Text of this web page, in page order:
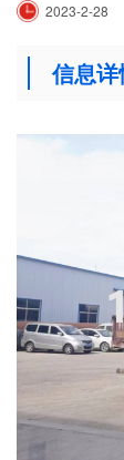
2023-2-28
信息